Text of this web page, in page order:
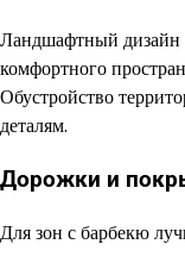
Ландшафтный дизайн
комфортного
Обустройство
деталям.
Дорожки и
Для зон с барбекю